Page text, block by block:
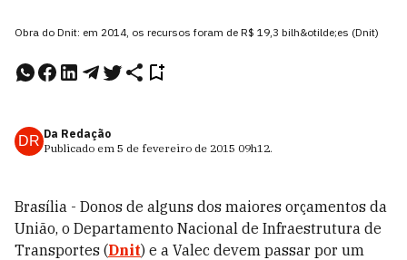
Obra do Dnit: em 2014, os recursos foram de R$ 19,3 bilh&otilde;es (Dnit)
DR Da Redação
Publicado em 5 de fevereiro de 2015 09h12.
Brasília - Donos de alguns dos maiores orçamentos da
União, o Departamento Nacional de Infraestrutura de
Transportes (Dnit) e a Valec devem passar por um